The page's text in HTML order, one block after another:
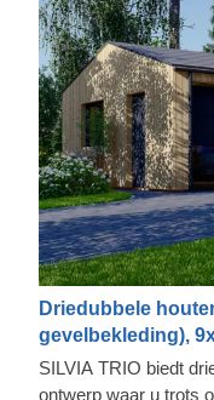
Driedubbele
gevelbekleding),
SILVIA TRIO biedt
ontwerp waar u trots